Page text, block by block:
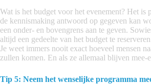
Wat is het budget voor het evenement? Het is
de kennismaking antwoord op gegeven kan
een onder- en bovengrens aan te geven.
altijd een gedeelte van het budget te
Je weet immers nooit exact hoeveel mensen
zullen komen. En als ze allemaal blijven
Tip 5: Neem het wenselijke programma